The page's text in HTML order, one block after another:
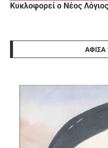
Κυκλοφορεί ο Νέος
ΑΦΊΣΑ